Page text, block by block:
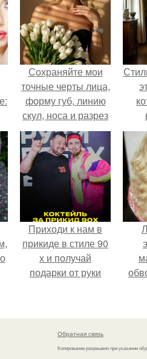
Сохраняйте мои
точные черты лица,
форму губ, линию
скул, носа и разрез
глаз.
Приходи к нам в
прикиде в стиле 90
х и получай
подарки от руки
Обратная связь
Копирование разрешено при указании